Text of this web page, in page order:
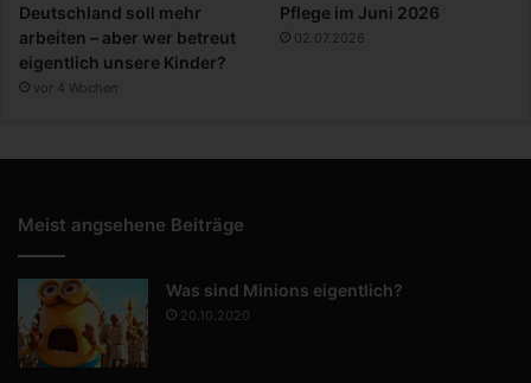
Deutschland soll mehr
arbeiten – aber wer betreut
eigentlich unsere Kinder?
vor 4 Wochen
Pflege im Juni 2026
02.07.2026
Meist angsehene Beiträge
Was sind Minions eigentlich?
20.10.2020